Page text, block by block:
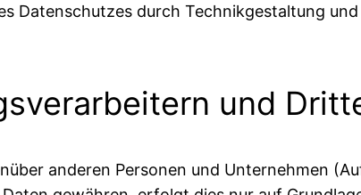
Datenschutzes durch Technikgestaltung
und
anderen Personen und Unternehmen